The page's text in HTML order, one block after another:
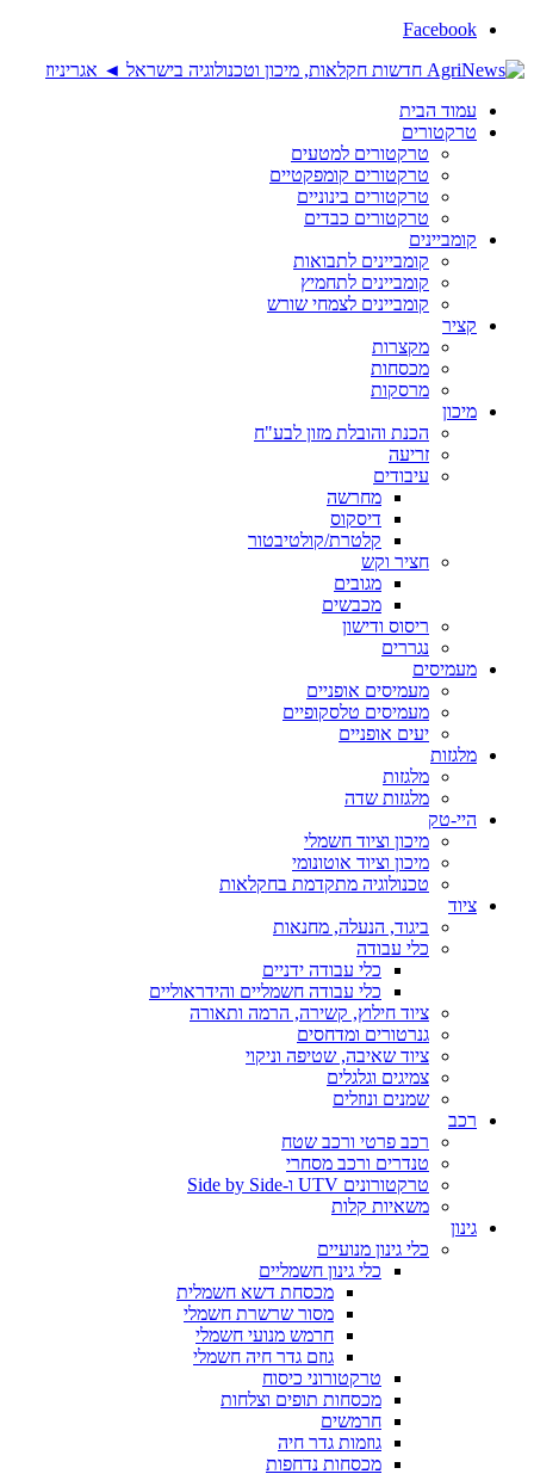
Facebook
עמוד הבית
טרקטורים
טרקטורים למטעים
טרקטורים קומפקטיים
טרקטורים בינוניים
טרקטורים כבדים
קומביינים
קומביינים לתבואות
קומביינים לתחמיץ
קומביינים לצמחי שורש
קציר
מקצרות
מכסחות
מרסקות
מיכון
הכנת והובלת מזון לבע"ח
זריעה
עיבודים
מחרשה
דיסקוס
קלטרת/קולטיבטור
חציר וקש
מגובים
מכבשים
ריסוס ודישון
נגררים
מעמיסים
מעמיסים אופניים
מעמיסים טלסקופיים
יעים אופניים
מלגזות
מלגזות
מלגזות שדה
היי-טק
מיכון וציוד חשמלי
מיכון וציוד אוטונומי
טכנולוגיה מתקדמת בחקלאות
ציוד
ביגוד, הנעלה, מחנאות
כלי עבודה
כלי עבודה ידניים
כלי עבודה חשמליים והידראוליים
ציוד חילוץ, קשירה, הרמה ותאורה
גנרטורים ומדחסים
ציוד שאיבה, שטיפה וניקוי
צמיגים וגלגלים
שמנים ונוזלים
רכב
רכב פרטי ורכב שטח
טנדרים ורכב מסחרי
טרקטורונים UTV ו-Side by Side
משאיות קלות
גינון
כלי גינון מנועיים
כלי גינון חשמליים
מכסחת דשא חשמלית
מסור שרשרת חשמלי
חרמש מנועי חשמלי
גוזם גדר חיה חשמלי
טרקטורוני כיסוח
מכסחות תופים וצלחות
חרמשים
גוזמות גדר חיה
מכסחות נדחפות